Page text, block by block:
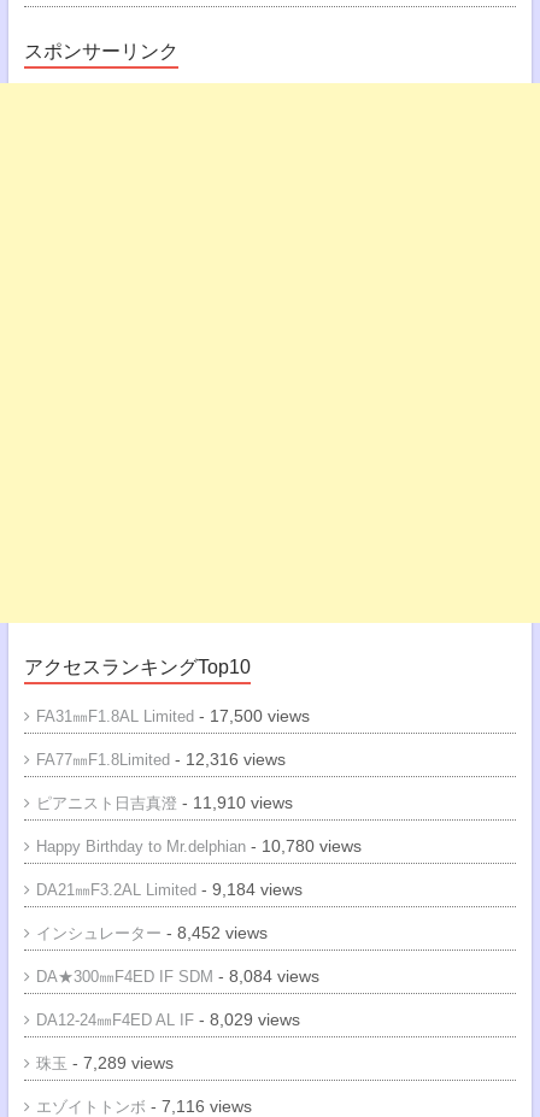
スポンサーリンク
アクセスランキングTop10
FA31㎜F1.8AL Limited- 17,500 views
FA77㎜F1.8Limited- 12,316 views
ピアニスト日吉真澄 - 11,910 views
Happy Birthday to Mr.delphian- 10,780 views
DA21㎜F3.2AL Limited- 9,184 views
インシュレーター - 8,452 views
DA★300㎜F4ED IF SDM - 8,084 views
DA12-24㎜F4ED AL IF- 8,029 views
珠玉 - 7,289 views
エゾイトトンボ - 7,116 views